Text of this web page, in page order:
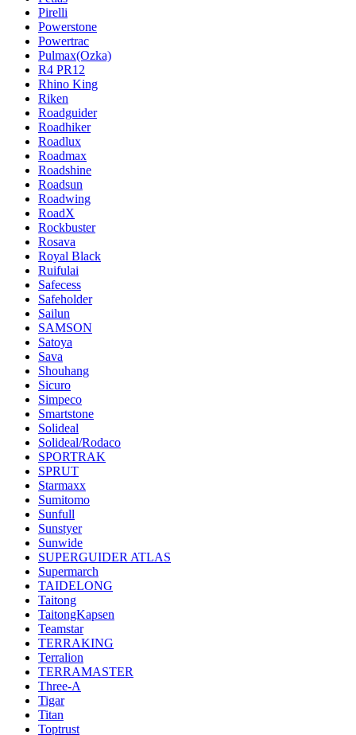
Pirelli
Powerstone
Powertrac
Pulmax(Ozka)
R4 PR12
Rhino King
Riken
Roadguider
Roadhiker
Roadlux
Roadmax
Roadshine
Roadsun
Roadwing
RoadX
Rockbuster
Rosava
Royal Black
Ruifulai
Safecess
Safeholder
Sailun
SAMSON
Satoya
Sava
Shouhang
Sicuro
Simpeco
Smartstone
Solideal
Solideal/Rodaco
SPORTRAK
SPRUT
Starmaxx
Sumitomo
Sunfull
Sunstyer
Sunwide
SUPERGUIDER ATLAS
Supermarch
TAIDELONG
Taitong
TaitongKapsen
Teamstar
TERRAKING
Terralion
TERRAMASTER
Three-A
Tigar
Titan
Toptrust